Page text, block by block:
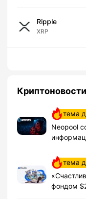
Ripple
XRP
Криптоновости
тема
Neopool
тема
фондом